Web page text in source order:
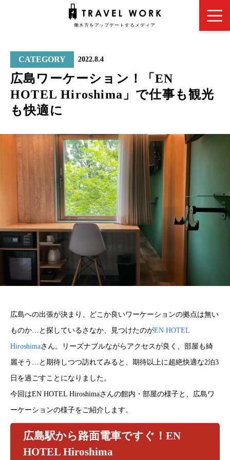
CATEGORY 2022.8.4
広島ワーケーション！「EN
HOTEL Hiroshima」で仕事も観光
も快適に
広島への出張が決まり、どこか良いワーケーションの拠点は無い
ものか…と探しているさなか、見つけたのがEN HOTEL
Hiroshimaさん。リーズナブルながらアクセスが良く、部屋も綺
麗そう…と期待しつつ訪れてみると、期待以上に超絶快適な2泊3
日を過ごすことになりました。
今回はEN HOTEL Hiroshimaさんの館内・部屋の様子と、広島ワ
ーケーションの様子をご紹介します。
広島駅から路面電車ですぐ！EN
HOTEL Hiroshima